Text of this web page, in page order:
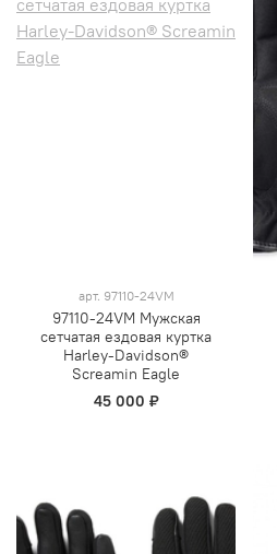
арт. 97110-24VM
97110-24VM Мужская
сетчатая ездовая куртка
Harley-Davidson®
Screamin Eagle
45 000 ₽